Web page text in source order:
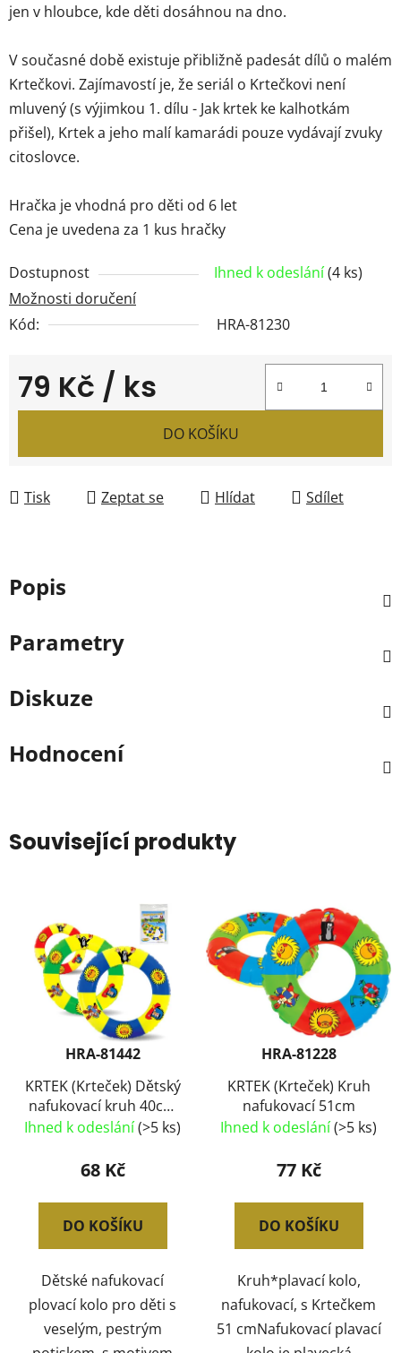
jen v hloubce, kde děti dosáhnou na dno.
V současné době existuje přibližně padesát dílů o malém
Krtečkovi. Zajímavostí je, že seriál o Krtečkovi není
mluvený (s výjimkou 1. dílu - Jak krtek ke kalhotkám
přišel), Krtek a jeho malí kamarádi pouze vydávají zvuky
citoslovce.
Hračka je vhodná pro děti od 6 let
Cena je uvedena za 1 kus hračky
Dostupnost Ihned k odeslání(4 ks)
Možnosti doručení
Kód:
HRA-81230
79 Kč / ks
Měrná cena:
DO KOŠÍKU
Tisk Zeptat se Hlídat Sdílet
Popis
Parametry
Diskuze
Hodnocení
Související produkty
HRA-81442
KRTEK (Krteček) Dětský
nafukovací kruh 40cm
do vody 3 barvy
Ihned k odeslání(>5 ks)
68 Kč
DO KOŠÍKU
Dětské nafukovací
plovací kolo pro děti s
veselým, pestrým
HRA-81228
KRTEK (Krteček) Kruh
nafukovací 51cm
Ihned k odeslání(>5 ks)
77 Kč
DO KOŠÍKU
Kruh*plavací kolo,
nafukovací, s Krtečkem
51 cmNafukovací plavací